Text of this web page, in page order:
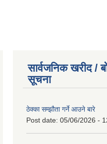
सार्वजनिक खरीद /
सूचना
ठेक्का सम्झौता गर्ने आउने बारे
Post date: 05/06/2026 -